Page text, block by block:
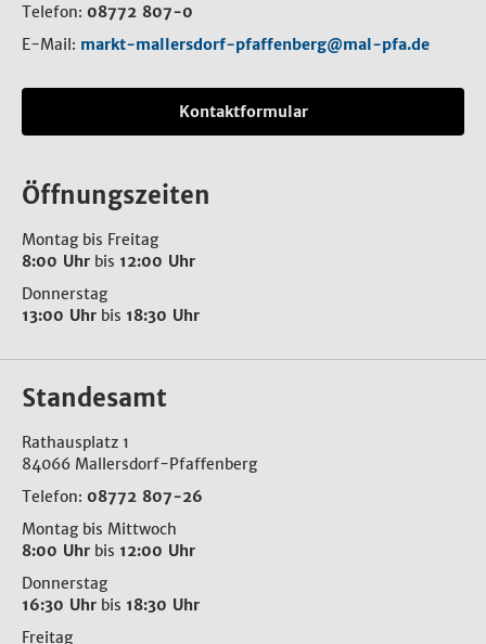
Telefon: 08772 807-0
E-Mail: markt-mallersdorf-pfaffenberg@mal-pfa.de
Kontaktformular
Öffnungszeiten
Montag bis Freitag
8:00 Uhr bis 12:00 Uhr
Donnerstag
13:00 Uhr bis 18:30 Uhr
Standesamt
Rathausplatz 1
84066 Mallersdorf-Pfaffenberg
Telefon: 08772 807-26
Montag bis Mittwoch
8:00 Uhr bis 12:00 Uhr
Donnerstag
16:30 Uhr bis 18:30 Uhr
Freitag